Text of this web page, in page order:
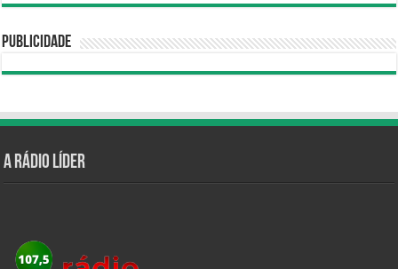
Publicidade
A Rádio Líder